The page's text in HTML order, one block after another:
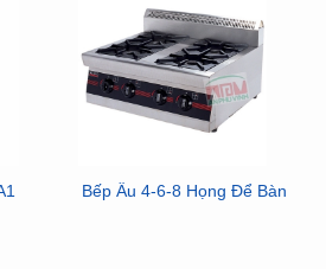
Bếp Âu 4-6-8 Họng Để Bàn